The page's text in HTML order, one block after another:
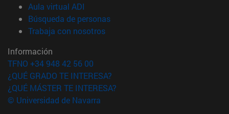
Aula virtual ADI
Búsqueda de personas(abre en nueva ventana)
Trabaja con nosotros(abre en nueva ventana)
Información
TFNO +34 948 42 56 00
¿QUÉ GRADO TE INTERESA?
¿QUÉ MÁSTER TE INTERESA?
© Universidad de Navarra